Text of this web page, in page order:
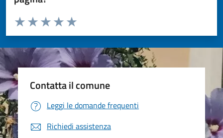
Valuta da 1 a 5 stelle la pagina
Valuta 5 stelle su 5
Valuta 4 stelle su 5
Valuta 3 stelle su 5
Valuta 2 stelle su 5
Valuta 1 stelle su 5
Contatta il comune
Leggi le domande frequenti
Richiedi assistenza